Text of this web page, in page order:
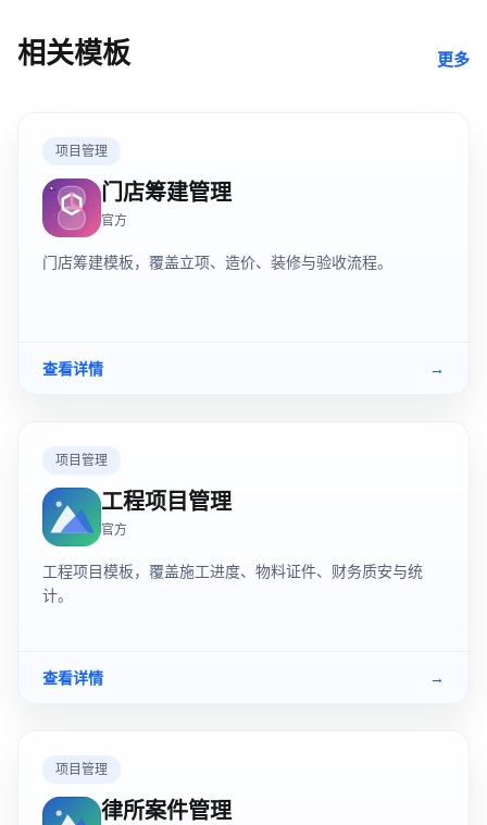
相关模板 更多
项目管理
门店筹建管理
官方
门店筹建模板，覆盖立项、造价、装修与验收流程。
查看详情 →
项目管理
工程项目管理
官方
工程项目模板，覆盖施工进度、物料证件、财务质安与统
计。
查看详情 →
项目管理
律所案件管理